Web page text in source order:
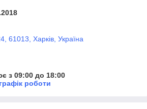
61013, Харків, Україна
з 09:00 до 18:00
роботи